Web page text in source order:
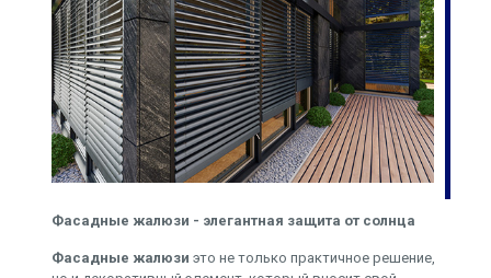
Фасадные жалюзи - элегантная защита от солнца
Фасадные жалюзи это не только практичное решение,